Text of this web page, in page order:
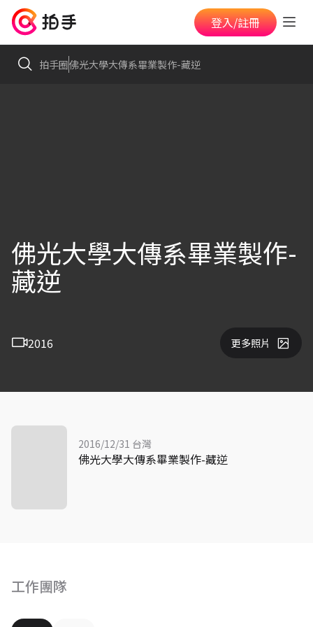
登入/註冊
拍手圈佛光大學大傳系畢業製作-藏逆
佛光大學大傳系畢業製作-
藏逆
2016 更多照片
工作團隊
2016/12/31 台灣
佛光大學大傳系畢業製作-藏逆